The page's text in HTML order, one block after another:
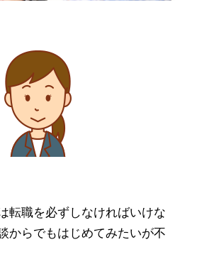
転職を必ずしなければいけな
からでもはじめてみたいが不